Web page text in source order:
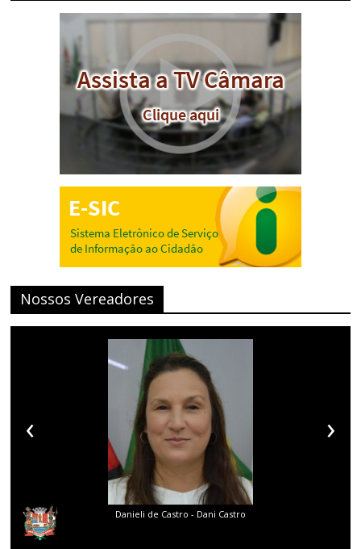
Nossos Vereadores
- Dani Castro Diego Gouveia da Costa
‹ ›